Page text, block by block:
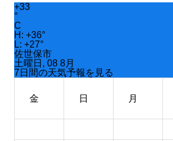
+33
°
C
H: +36°
L: +27°
佐世保市
土曜日, 08 8月
7日間の天気予報を見る
金 日 月